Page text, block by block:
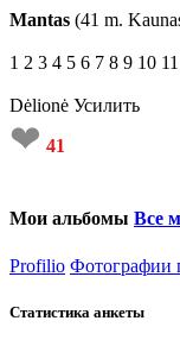
Mantas (41 m.
1 2 3 4 5 6 7 8 9 10 11
Dėlionė Усилить
❤ 41
Мои альбомы Все
Profilio Фотографии
Статистика анкеты